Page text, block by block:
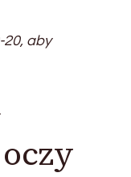
20, aby